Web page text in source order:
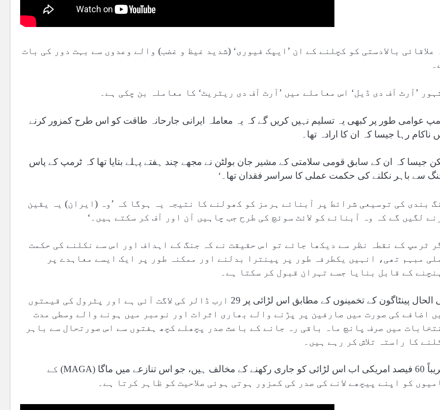
علاقائی بالادستی کو کچلنے کے ان ’ایپک فیوری‘ (شدید غیظ و غضب) والے وعدوں سے بہت دور کی بات
’آرٹ آف دی ڈیل‘ اس معاملے میں ’آرٹ آف دی ریٹریٹ‘ کا معاملہ بن چکی ہے۔
عوامی طور پر کبھی یہ تسلیم نہیں کریں گے کہ یہ معاملہ ایرانی جارحانہ طاقت کو اس طرح کمزور کرنے
ناکام رہا جیسا کہ ان کا ارادہ تھا۔
جیسا کہ ان کے سابق قومی سلامتی کے مشیر جان بولٹن نے مجھے چند ہفتے پہلے بتایا تھا کہ ٹرمپ کے پاس
سے باہر نکلنے کی حکمت عملی کا سراسر فقدان تھا۔‘
بندی کی توسیعی شرائط پر آبنائے ہرمز کو کھولنے کا نتیجہ یہ ہوگا کہ ’وہ (ایران) یہ یقین
لگیں گے کہ وہ آبنائے کو لائٹ سوئچ کی طرح جب چاہیں آن اور آف کر سکتے ہیں۔‘
ٹرمپ کے نقطہ نظر سے دیکھا جائے تو اس حقیقت نے کہ جنگ کے اہداف اور اس سے نکلنے کی حکمت
مبہم تھی، انہیں یکطرفہ طور پر پینترا بدلنے اور ممکنہ طور پر ایک ایسے معاہدے پر
کے قابل بنایا جسے تہران قبول کر سکتا ہے۔
فی الحال پینٹاگون کے تخمینوں کے مطابق اس لڑائی پر 29 ارب ڈالر کی لاگت آئی ہے اور پٹرول کی قیمتوں
اضافے کی صورت میں صارفین پر پڑنے والے بھاری اثرات اور نومبر میں ہونے والے وسطی مدت
میں صرف پانچ ماہ باقی رہ جانے کے باعث صدر پچھلے کچھ ہفتوں سے اس صورتحال سے باہر
کا راستہ تلاش کر رہے ہیں۔
تقریباً 60 فیصد امریکی اب اس لڑائی کو جاری رکھنے کے مخالف ہیں، جو اس تنازعے میں ماگا (MAGA) کے
کو اپنے پیچھے لانے کی صدر کی کمزور ہوتی ہوئی صلاحیت کو ظاہر کرتا ہے۔